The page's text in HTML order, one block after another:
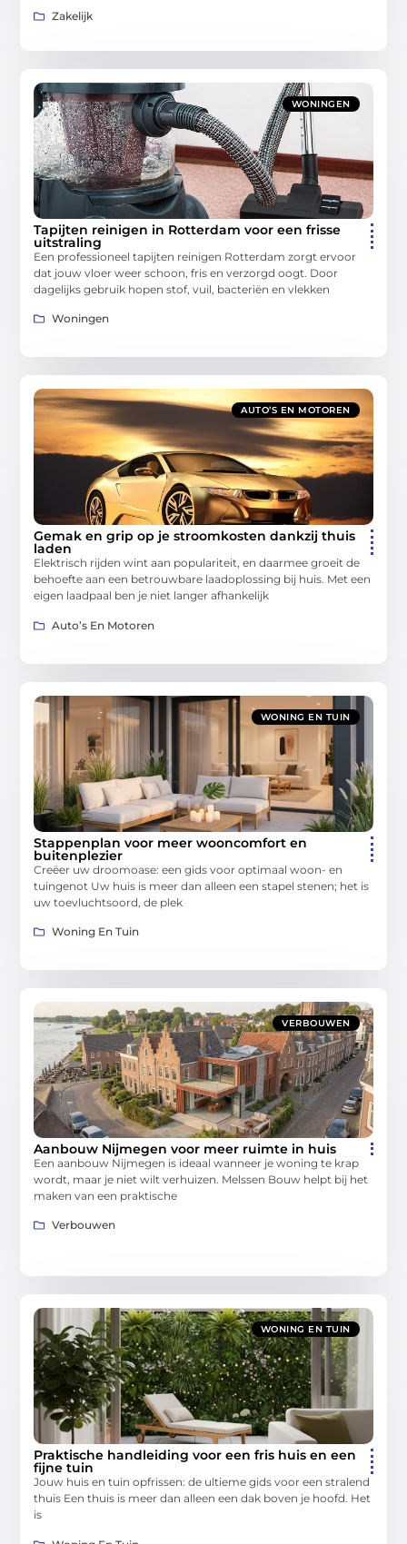
Zakelijk
WONINGEN
Tapijten reinigen in Rotterdam voor een frisse
uitstraling
Een professioneel tapijten reinigen Rotterdam zorgt ervoor
dat jouw vloer weer schoon, fris en verzorgd oogt. Door
dagelijks gebruik hopen stof, vuil, bacteriën en vlekken
Woningen
AUTO’S EN MOTOREN
Gemak en grip op je stroomkosten dankzij thuis
laden
Elektrisch rijden wint aan populariteit, en daarmee groeit de
behoefte aan een betrouwbare laadoplossing bij huis. Met een
eigen laadpaal ben je niet langer afhankelijk
Auto’s En Motoren
WONING EN TUIN
Stappenplan voor meer wooncomfort en
buitenplezier
Creëer uw droomoase: een gids voor optimaal woon- en
tuingenot Uw huis is meer dan alleen een stapel stenen; het is
uw toevluchtsoord, de plek
Woning En Tuin
VERBOUWEN
Aanbouw Nijmegen voor meer ruimte in huis
Een aanbouw Nijmegen is ideaal wanneer je woning te krap
wordt, maar je niet wilt verhuizen. Melssen Bouw helpt bij het
maken van een praktische
Verbouwen
WONING EN TUIN
Praktische handleiding voor een fris huis en een
fijne tuin
Jouw huis en tuin opfrissen: de ultieme gids voor een stralend
thuis Een thuis is meer dan alleen een dak boven je hoofd. Het
is